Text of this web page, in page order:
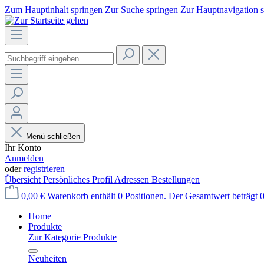
Zum Hauptinhalt springen Zur Suche springen Zur Hauptnavigation
Menü schließen
Ihr Konto
Anmelden
oderregistrieren
Übersicht Persönliches Profil Adressen Bestellungen
0,00 € Warenkorb enthält 0 Positionen. Der Gesamtwert beträgt
Home
Produkte
Zur Kategorie Produkte
Neuheiten